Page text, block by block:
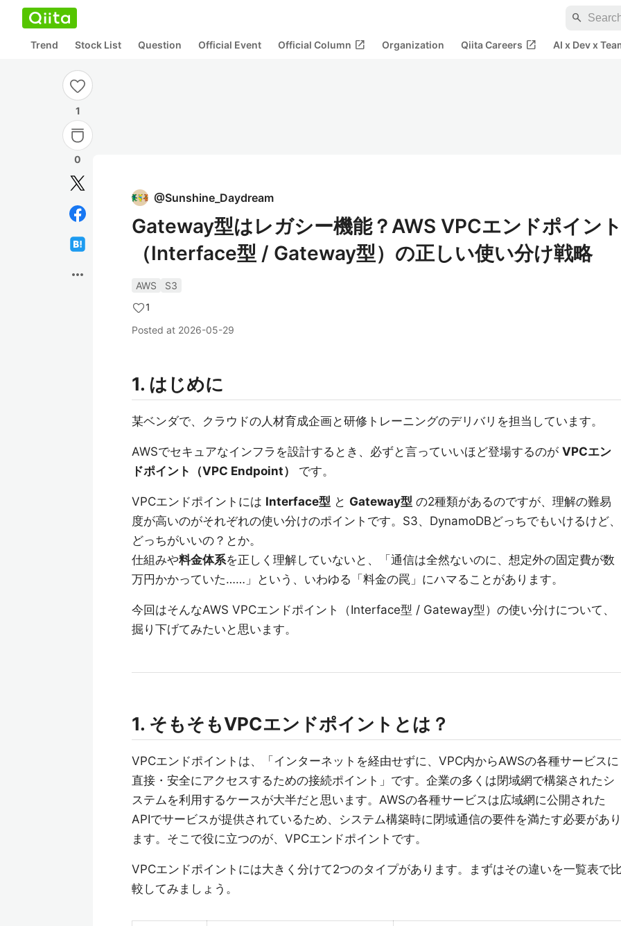
search
Trend Stock List Question Official Event Official Column open_in_new Organization Qiita Careers open_in_new AI x Dev x
1
0
more_horiz
@Sunshine_Daydream
Gateway型はレガシー機能？AWS VPCエンドポイン
（Interface型 / Gateway型）の正しい使い分け戦略
AWS
S3
1
Posted at 2026-05-29
1. はじめに
某ベンダで、クラウドの人材育成企画と研修トレーニングのデリバリを担当しています。
AWSでセキュアなインフラを設計するとき、必ずと言っていいほど登場するのが VPCエン
ドポイント（VPC Endpoint）
です。
VPCエンドポイントには Interface型 と Gateway型 の2種類があるのですが、理解の難易
度が高いのがそれぞれの使い分けのポイントです。S3、DynamoDBどっちでもいけるけど、
どっちがいいの？とか。
仕組みや料金体系を正しく理解していないと、「通信は全然ないのに、想定外の固定費が数
万円かかっていた……」という、いわゆる「料金の罠」にハマることがあります。
今回はそんなAWS VPCエンドポイント（Interface型 / Gateway型）の使い分けについて、
掘り下げてみたいと思います。
1. そもそもVPCエンドポイントとは？
VPCエンドポイントは、「インターネットを経由せずに、VPC内からAWSの各種サービスに
直接・安全にアクセスするための接続ポイント」です。企業の多くは閉域網で構築されたシ
ステムを利用するケースが大半だと思います。AWSの各種サービスは広域網に公開された
APIでサービスが提供されているため、システム構築時に閉域通信の要件を満たす必要があり
ます。そこで役に立つのが、VPCエンドポイントです。
VPCエンドポイントには大きく分けて2つのタイプがあります。まずはその違いを一覧表で
較してみましょう。